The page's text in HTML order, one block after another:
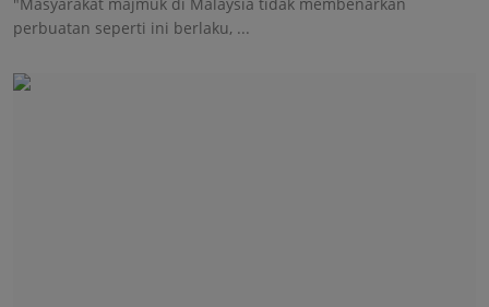
"Masyarakat majmuk di Malaysia tidak membenarkan
perbuatan seperti ini berlaku, ...